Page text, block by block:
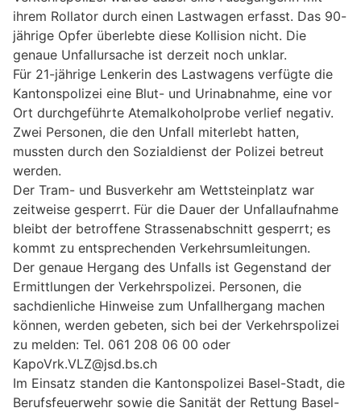
ihrem Rollator durch einen Lastwagen erfasst. Das 90-
jährige Opfer überlebte diese Kollision nicht. Die
genaue Unfallursache ist derzeit noch unklar.
Für 21-jährige Lenkerin des Lastwagens verfügte die
Kantonspolizei eine Blut- und Urinabnahme, eine vor
Ort durchgeführte Atemalkoholprobe verlief negativ.
Zwei Personen, die den Unfall miterlebt hatten,
mussten durch den Sozialdienst der Polizei betreut
werden.
Der Tram- und Busverkehr am Wettsteinplatz war
zeitweise gesperrt. Für die Dauer der Unfallaufnahme
bleibt der betroffene Strassenabschnitt gesperrt; es
kommt zu entsprechenden Verkehrsumleitungen.
Der genaue Hergang des Unfalls ist Gegenstand der
Ermittlungen der Verkehrspolizei. Personen, die
sachdienliche Hinweise zum Unfallhergang machen
können, werden gebeten, sich bei der Verkehrspolizei
zu melden: Tel. 061 208 06 00 oder
KapoVrk.VLZ@jsd.bs.ch
Im Einsatz standen die Kantonspolizei Basel-Stadt, die
Berufsfeuerwehr sowie die Sanität der Rettung Basel-